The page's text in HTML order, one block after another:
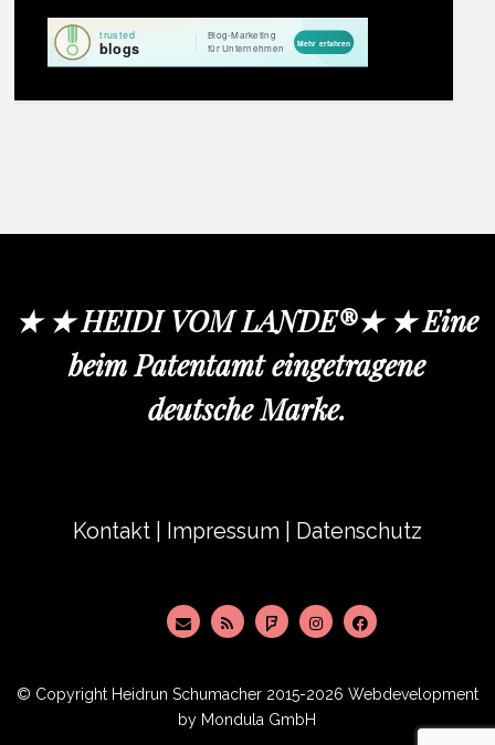
★ ★ HEIDI VOM LANDE®★ ★ Eine
beim Patentamt eingetragene
deutsche Marke.
Kontakt Impressum Datenschutz
© Copyright Heidrun Schumacher 2015-2026 Webdevelopment
by Mondula GmbH